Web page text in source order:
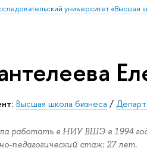
университет «Высшая
Высшая школа бизнеса /
работать в НИУ ВШЭ в 1994
педагогический стаж: 27 лет.